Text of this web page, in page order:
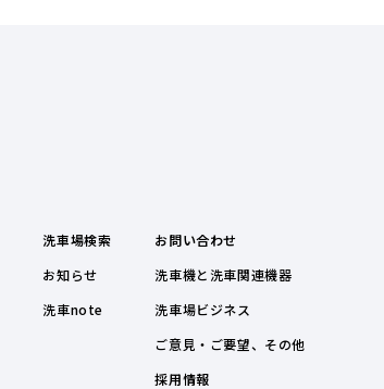
洗車場検索
お知らせ
洗車note
お問い合わせ
洗車機と洗車関連機器
洗車場ビジネス
ご意見・ご要望、その他
採用情報